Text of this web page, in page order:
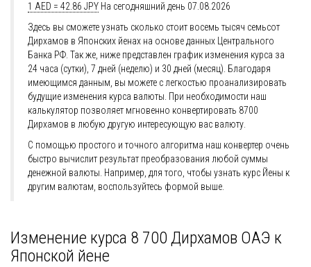
1 AED = 42.86 JPY На сегодняшний день 07.08.2026
Здесь вы сможете узнать сколько стоит восемь тысяч семьсот
Дирхамов в Японских йенах на основе данных Центрального
Банка РФ. Так же, ниже представлен график изменения курса за
24 часа (сутки), 7 дней (неделю) и 30 дней (месяц). Благодаря
имеющимся данным, вы можете с легкостью проанализировать
будущие изменения курса валюты. При необходимости наш
калькулятор позволяет мгновенно конвертировать 8700
Дирхамов в любую другую интересующую вас валюту.
С помощью простого и точного алгоритма наш конвертер очень
быстро вычислит результат преобразования любой суммы
денежной валюты. Например, для того, чтобы узнать курс Йены к
другим валютам, воспользуйтесь формой выше.
Изменение курса 8 700 Дирхамов ОАЭ к
Японской йене